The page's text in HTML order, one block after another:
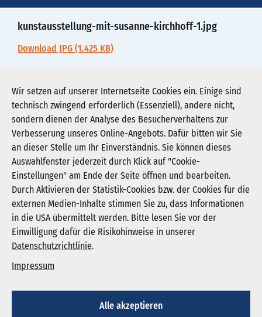
Wir setzen auf unserer Internetseite Cookies ein. Einige sind
technisch zwingend erforderlich (Essenziell), andere nicht,
sondern dienen der Analyse des Besucherverhaltens zur
Verbesserung unseres Online-Angebots. Dafür bitten wir Sie
an dieser Stelle um Ihr Einverständnis. Sie können dieses
Auswahlfenster jederzeit durch Klick auf "Cookie-
Einstellungen" am Ende der Seite öffnen und bearbeiten.
Durch Aktivieren der Statistik-Cookies bzw. der Cookies für die
externen Medien-Inhalte stimmen Sie zu, dass Informationen
in die USA übermittelt werden. Bitte lesen Sie vor der
Einwilligung dafür die Risikohinweise in unserer
Datenschutzrichtlinie.
Impressum
Alle akzeptieren
kunstausstellung-mit-susanne-kirchhoff-1.jpg
Download JPG (1.425 KB)
kunstausstellung-mit-susanne-kirchhoff-2.jpg
Download JPG (295 KB)
Newsletter abonnieren
Registrieren
KGNW - Krankenhausgesellschaft Nordrhein-
Westfalen e. V.
Humboldtstraße 31,